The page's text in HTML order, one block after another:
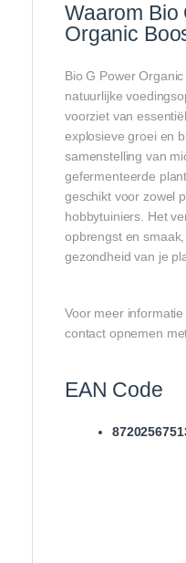
Waarom Bio
Organic
Bio G Power
natuurlijke
voorziet van
explosieve groei en
samenstelling van
gefermenteerde
geschikt voor zowel
hobbytuiniers. Het
opbrengst en
gezondheid van je
Voor meer
contact opnemen
EAN Code